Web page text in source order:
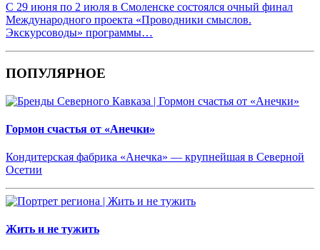
С 29 июня по 2 июля в Смоленске состоялся очный финал
Международного проекта «Проводники смыслов.
Экскурсоводы» программы…
ПОПУЛЯРНОЕ
Гормон счастья от «Анечки»
Кондитерская фабрика «Анечка» — крупнейшая в Северной
Осетии
Жить и не тужить